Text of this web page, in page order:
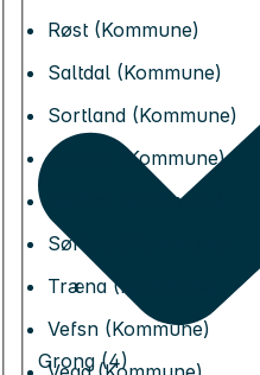
Røst (Kommune)
Saltdal (Kommune)
Sortland (Kommune)
Steigen (Kommune)
Sømna (Kommune)
Sørfold (Kommune)
Træna (Kommune)
Vefsn (Kommune)
Grong (4)